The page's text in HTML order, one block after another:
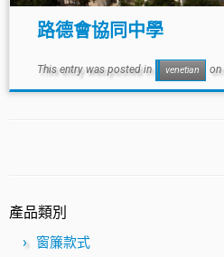
路德會協同中學
This entry was posted in venetian on
產品類別
窗簾款式